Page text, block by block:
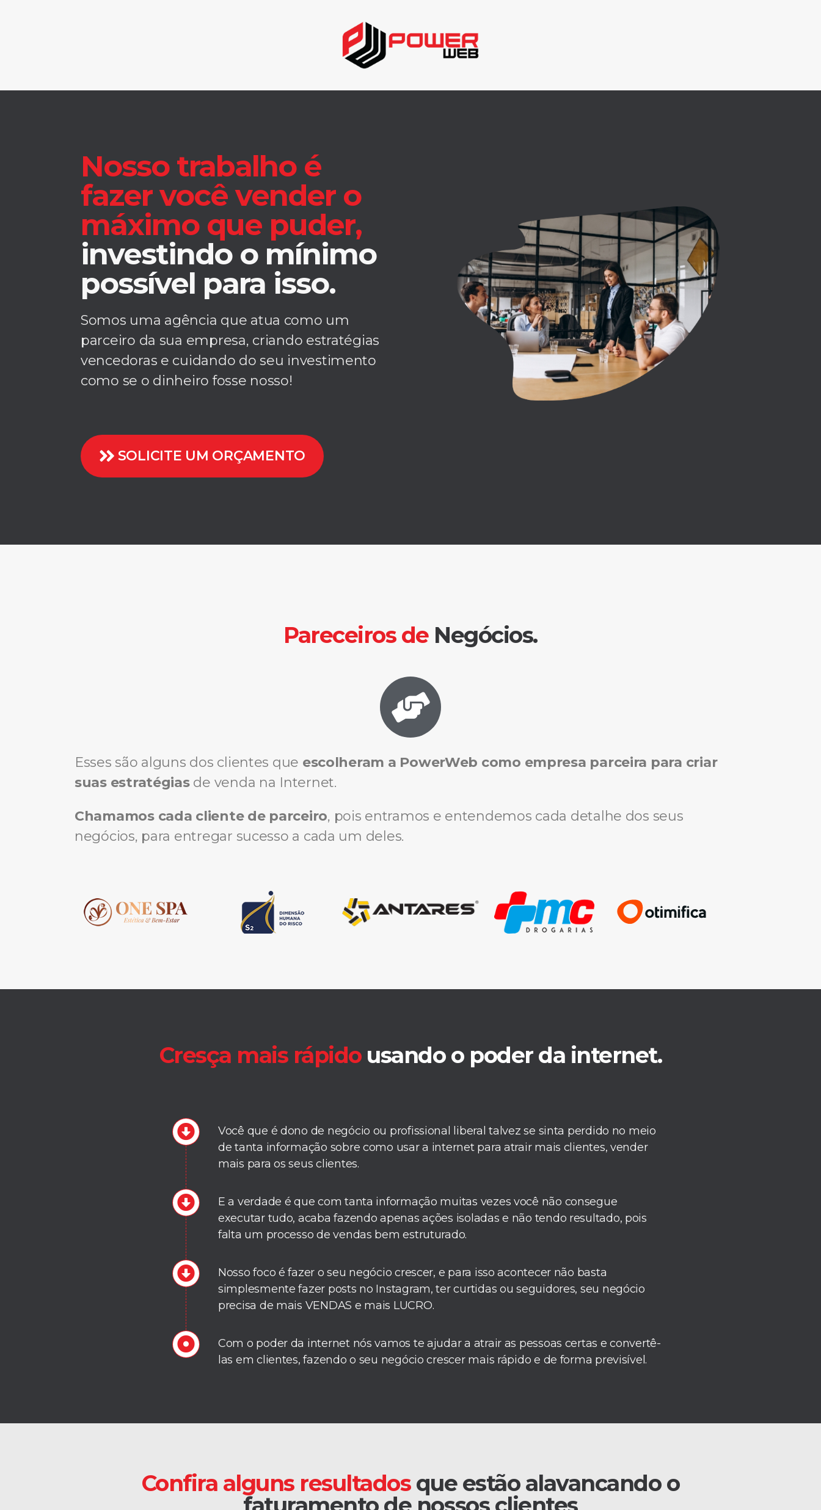
Nosso trabalho é
fazer você vender o
máximo que puder,
investindo o mínimo
possível para isso.
Somos uma agência que atua como um
parceiro da sua empresa, criando estratégias
vencedoras e cuidando do seu investimento
como se o dinheiro fosse nosso!
SOLICITE UM ORÇAMENTO
Pareceiros deNegócios.
Esses são alguns dos clientes que escolheram a PowerWeb como empresa parceira para criar
suas estratégiasde venda na Internet.
Chamamos cada cliente de parceiro, pois entramos e entendemos cada detalhe dos seus
negócios, para entregar sucesso a cada um deles.
Cresça mais rápido usando o poder da internet.
Você que é dono de negócio ou profissional liberal talvez se sinta perdido no meio
de tanta informação sobre como usar a internet para atrair mais clientes, vender
mais para os seus clientes.
E a verdade é que com tanta informação muitas vezes você não consegue
executar tudo, acaba fazendo apenas ações isoladas e não tendo resultado, pois
falta um processo de vendas bem estruturado.
Nosso foco é fazer o seu negócio crescer, e para isso acontecer não basta
simplesmente fazer posts no Instagram, ter curtidas ou seguidores, seu negócio
precisa de mais VENDAS e mais LUCRO.
Com o poder da internet nós vamos te ajudar a atrair as pessoas certas e convertê-
las em clientes, fazendo o seu negócio crescer mais rápido e de forma previsível.
Confira alguns resultadosque estão alavancando o